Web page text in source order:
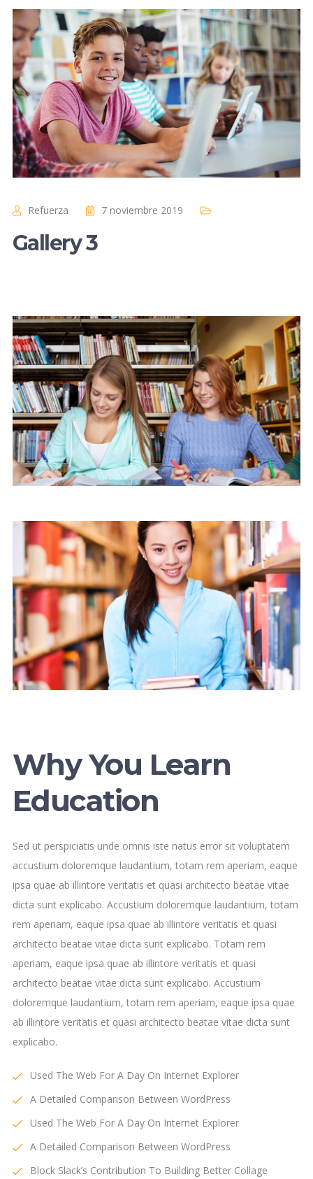
Refuerza 7 noviembre 2019
Gallery 3
Why You Learn
Education
Sed ut perspiciatis unde omnis iste natus error sit voluptatem
accustium doloremque laudantium, totam rem aperiam, eaque
ipsa quae ab illintore veritatis et quasi architecto beatae vitae
dicta sunt explicabo. Accustium doloremque laudantium, totam
rem aperiam, eaque ipsa quae ab illintore veritatis et quasi
architecto beatae vitae dicta sunt explicabo. Totam rem
aperiam, eaque ipsa quae ab illintore veritatis et quasi
architecto beatae vitae dicta sunt explicabo. Accustium
doloremque laudantium, totam rem aperiam, eaque ipsa quae
ab illintore veritatis et quasi architecto beatae vitae dicta sunt
explicabo.
Used The Web For A Day On Internet Explorer
A Detailed Comparison Between WordPress
Used The Web For A Day On Internet Explorer
A Detailed Comparison Between WordPress
Block Slack’s Contribution To Building Better Collage